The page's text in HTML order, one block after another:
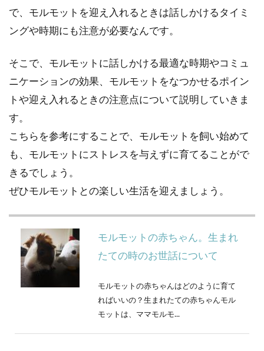
で、モルモットを迎え入れるときは話しかけるタイミ
ングや時期にも注意が必要なんです。
そこで、モルモットに話しかける最適な時期やコミュ
ニケーションの効果、モルモットをなつかせるポイン
トや迎え入れるときの注意点について説明していきま
す。
こちらを参考にすることで、モルモットを飼い始めて
も、モルモットにストレスを与えずに育てることがで
きるでしょう。
ぜひモルモットとの楽しい生活を迎えましょう。
モルモットの赤ちゃん。生まれ
たての時のお世話について
モルモットの赤ちゃんはどのように育て
ればいいの？生まれたての赤ちゃんモル
モットは、ママモルモ...